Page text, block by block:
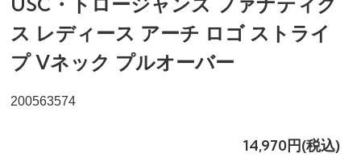
ス レディース アーチ ロゴ ストライ
プ Vネック プルオーバー
200563574
14,970円(税込)